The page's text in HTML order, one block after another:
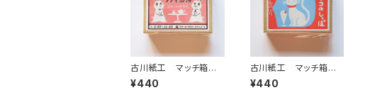
古川紙工 マッチ箱メ
モ ウサギ浪漫 メモ
紙LM326
¥440
古川紙工 マッチ箱メ
モ 喫茶ネコのしっ
ぽ メモ紙LM322
¥440